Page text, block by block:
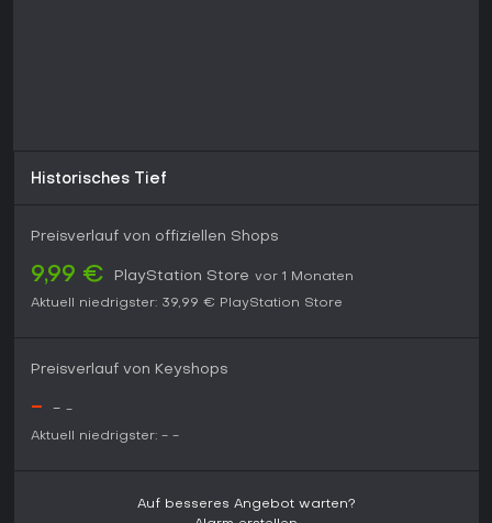
Die Resonanz ist gemischt, da Missionsdesign und Tempo
Aspekte für aktuelle Hardware beheben. Wer detaillierte
findet hier durchgehend Anreize; Spieler, die regelmäßige
neueren Teilen der Reihe. Die Verfügbarkeit auf der PS4
Historisches Tief
Preisverlauf von offiziellen Shops
9,99 € PlayStation Store vor 1 Monaten
Aktuell niedrigster: 39,99 € PlayStation Store
Preisverlauf von Keyshops
- - -
Aktuell niedrigster: - -
Auf besseres Angebot warten?